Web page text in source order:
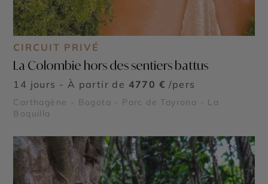
CIRCUIT PRIVÉ
La Colombie hors des sentiers battus
14 jours - À partir de 4770 € /pers
Carthagène - Bogota - Parc de Tayrona - La
Boquilla